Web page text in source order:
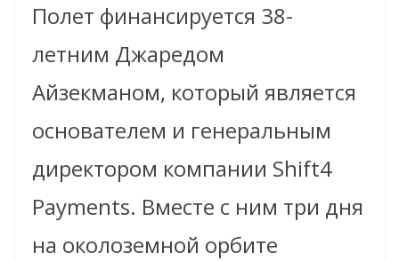
Полет финансируется 38-
летним Джаредом
Айзекманом, который является
основателем и генеральным
директором компании Shift4
Payments. Вместе с ним три дня
на околоземной орбите